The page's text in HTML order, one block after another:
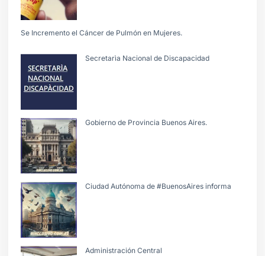
Se Incremento el Cáncer de Pulmón en Mujeres.
Secretarìa Nacional de Discapacidad
Gobierno de Provincia Buenos Aires.
Ciudad Autónoma de #BuenosAires informa
Administración Central